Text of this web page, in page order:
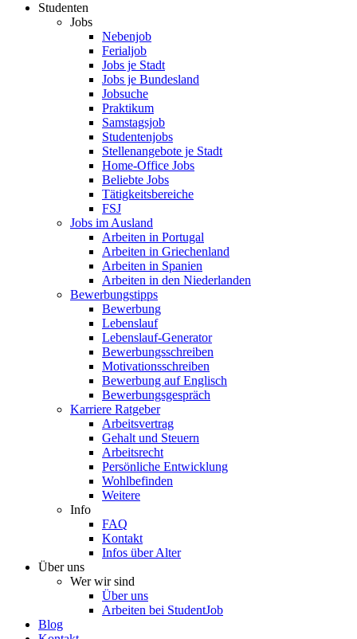
Studenten
Jobs
Nebenjob
Ferialjob
Jobs je Stadt
Jobs je Bundesland
Jobsuche
Praktikum
Samstagsjob
Studentenjobs
Stellenangebote je Stadt
Home-Office Jobs
Beliebte Jobs
Tätigkeitsbereiche
FSJ
Jobs im Ausland
Arbeiten in Portugal
Arbeiten in Griechenland
Arbeiten in Spanien
Arbeiten in den Niederlanden
Bewerbungstipps
Bewerbung
Lebenslauf
Lebenslauf-Generator
Bewerbungsschreiben
Motivationsschreiben
Bewerbung auf Englisch
Bewerbungsgespräch
Karriere Ratgeber
Arbeitsvertrag
Gehalt und Steuern
Arbeitsrecht
Persönliche Entwicklung
Wohlbefinden
Weitere
Info
FAQ
Kontakt
Infos über Alter
Über uns
Wer wir sind
Über uns
Arbeiten bei StudentJob
Blog